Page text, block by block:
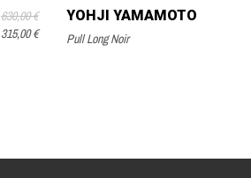
630,00 €
315,00 €
YOHJI YAMAMOTO
Pull Long Noir